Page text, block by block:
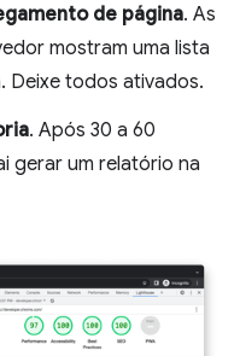
de página. As
mostram uma lista
Deixe todos ativados.
. Após 30 a 60
gerar um relatório na